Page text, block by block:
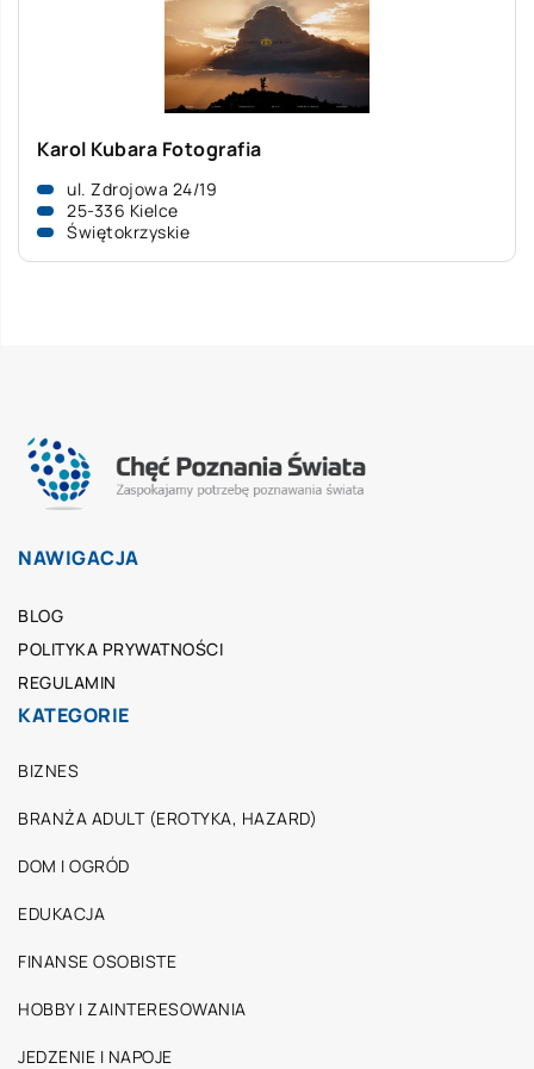
Karol Kubara Fotografia
ul. Zdrojowa 24/19
25-336 Kielce
Świętokrzyskie
NAWIGACJA
BLOG
POLITYKA PRYWATNOŚCI
REGULAMIN
KATEGORIE
BIZNES
BRANŻA ADULT (EROTYKA, HAZARD)
DOM I OGRÓD
EDUKACJA
FINANSE OSOBISTE
HOBBY I ZAINTERESOWANIA
JEDZENIE I NAPOJE